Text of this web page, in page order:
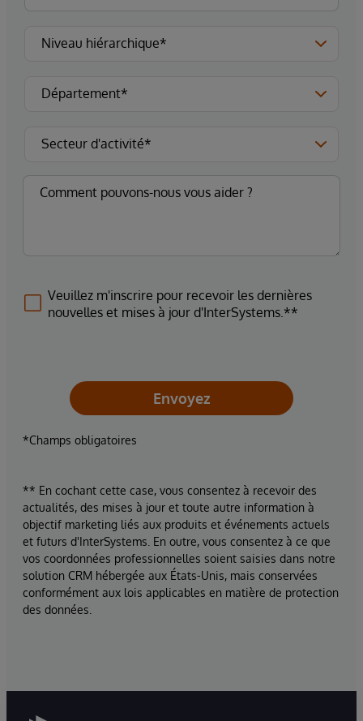
Veuillez m'inscrire pour recevoir les dernières
nouvelles et mises à jour d'InterSystems.**
Envoyez
*Champs obligatoires
** En cochant cette case, vous consentez à recevoir des
actualités, des mises à jour et toute autre information à
objectif marketing liés aux produits et événements actuels
et futurs d'InterSystems. En outre, vous consentez à ce que
vos coordonnées professionnelles soient saisies dans notre
solution CRM hébergée aux États-Unis, mais conservées
conformément aux lois applicables en matière de protection
des données.